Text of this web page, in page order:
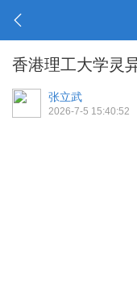
香港理工大学灵
张立武
2026-7-5 15:40:52